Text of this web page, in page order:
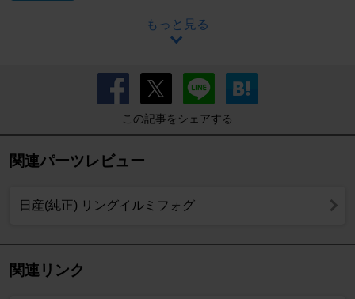
もっと見る
この記事をシェアする
関連パーツレビュー
日産(純正) リングイルミフォグ
関連リンク